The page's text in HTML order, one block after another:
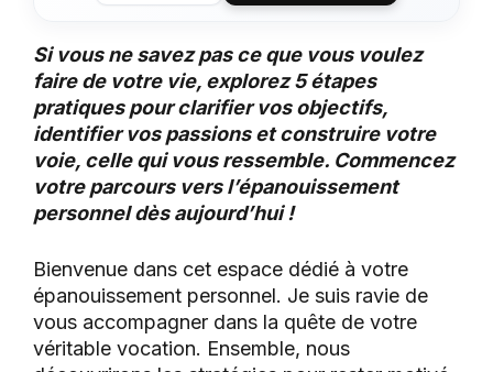
Si vous ne savez pas ce que vous voulez
faire de votre vie, explorez 5 étapes
pratiques pour clarifier vos objectifs,
identifier vos passions et construire votre
voie, celle qui vous ressemble. Commencez
votre parcours vers l’épanouissement
personnel dès aujourd’hui !
Bienvenue dans cet espace dédié à votre
épanouissement personnel. Je suis ravie de
vous accompagner dans la quête de votre
véritable vocation. Ensemble, nous